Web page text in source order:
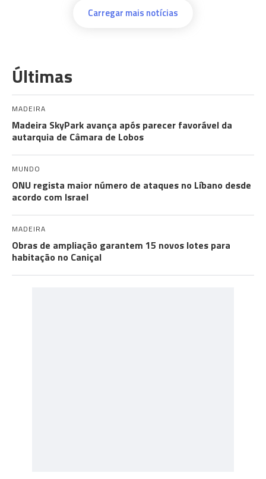
Carregar mais notícias
Últimas
MADEIRA
Madeira SkyPark avança após parecer favorável da
autarquia de Câmara de Lobos
MUNDO
ONU regista maior número de ataques no Líbano desde
acordo com Israel
MADEIRA
Obras de ampliação garantem 15 novos lotes para
habitação no Caniçal